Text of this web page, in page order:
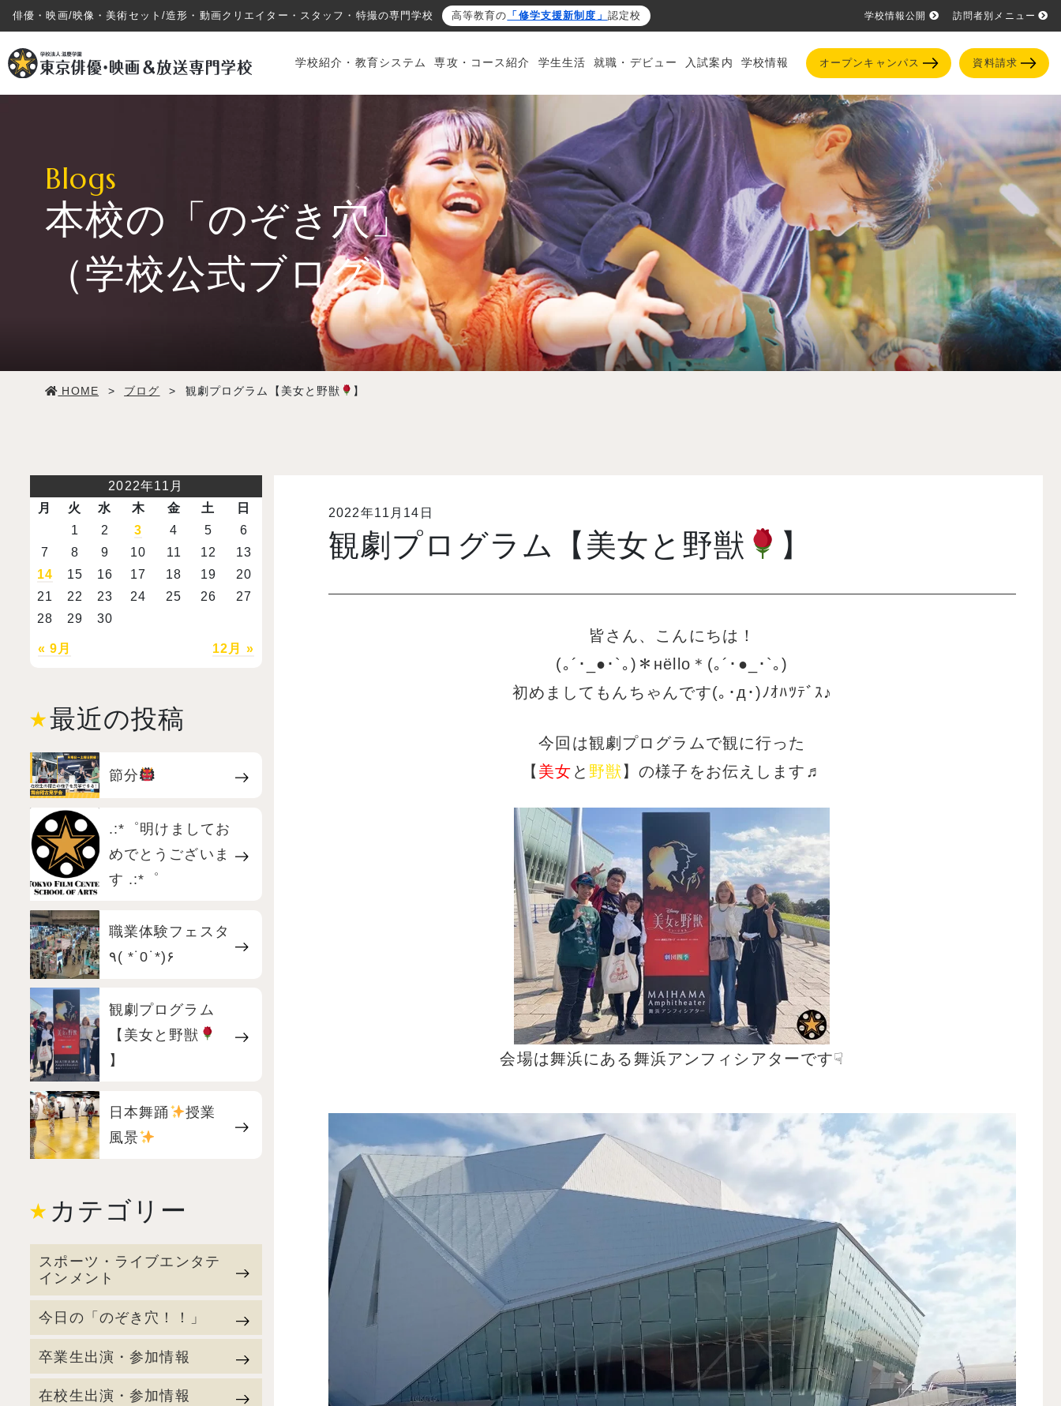
俳優・映画/映像・美術セット/造形・動画クリエイター・スタッフ・特撮の専門学校 高等教育の 「修学支援新制度」 認定校 学校情報公開 訪問者別メニュー
学校紹介・教育システム 専攻・コース紹介 学生生活 就職・デビュー 入試案内 学校情報 オープンキャンパス 資料請求
専攻・コース紹介
学校情報
オープンキャンパス
Blogs
本校の「のぞき穴」
（学校公式ブログ）
HOME > ブログ > 観劇プログラム【美女と野獣 】
2022年11月14日
観劇プログラム【美女と野獣 】
皆さん、こんにちは！
(｡´･_●･`｡)＊нёllо＊(｡´･●_･`｡)
初めましてもんちゃんです(｡･д･)ﾉｵﾊﾂﾃﾞｽ♪
今回は観劇プログラムで観に行った
【 美女 と 野獣】の様子をお伝えします♬
会場は舞浜にある舞浜アンフィシアターです☟
2022年11月
月
火 水 木 金 土 日
« 9月 12月 »
1 2 3 4 5
6
7
8 9 10 11 12
13
14
15 16 17 18 19
20
21
22 23 24 25 26
27
28
29 30
最近の投稿
節分
.:*゜明けましてお
めでとうございま
す .:*゜
職業体験フェスタ
٩( *˙0˙*)۶
観劇プログラム
【美女と野獣
】
日本舞踊
授業
風景
カテゴリー
スポーツ・ライブエンタテ
インメント
今日の「のぞき穴！！」
卒業生出演・参加情報
在校生出演・参加情報